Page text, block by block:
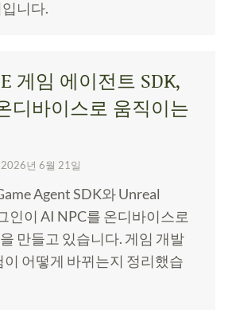
니다.
게임 에이전트 SDK,
디바이스로 움직이는
2026년 6월 21일
Agent SDK와 Unreal
인이 AI NPC를 온디바이스로
만들고 있습니다. 게임 개발
이 어떻게 바뀌는지 정리했습